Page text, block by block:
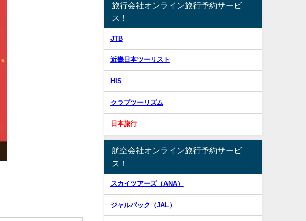
旅行会社オンライン旅行予約サービ
ス！
JTB
近畿日本ツーリスト
HIS
クラブツーリズム
日本旅行
航空会社オンライン旅行予約サービ
ス！
スカイツアーズ（ANA）
ジャルパック（JAL）